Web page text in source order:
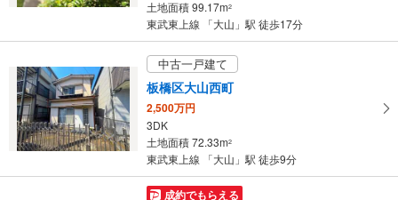
存
る
土地面積 99.17m2
東武東上線 「大山」駅 徒歩17分
中古一戸建て
板橋区大山西町
2,500万円
3DK
土地面積 72.33m2
東武東上線 「大山」駅 徒歩9分
成約でもらえる